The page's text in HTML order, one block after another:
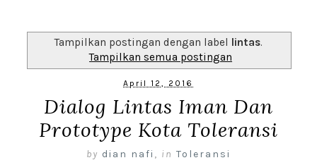
Tampilkan postingan dengan label lintas.
Tampilkan semua postingan
April 12, 2016
Dialog Lintas Iman Dan
Prototype Kota Toleransi
by dian nafi , in Toleransi